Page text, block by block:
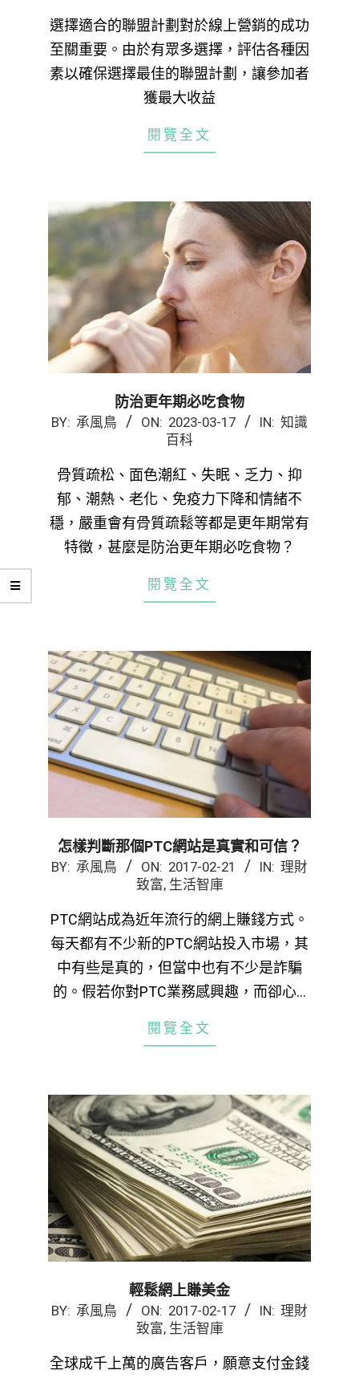
18
選擇適合的聯盟計劃對於線上營銷的成功
至關重要。由於有眾多選擇，評估各種因
素以確保選擇最佳的聯盟計劃，讓參加者
獲最大收益
閱覽全文
防治更年期必吃食物
2023-
17
BY: 承風鳥 ON: 2023-03-17 IN: 知識
百科
骨質疏松、面色潮紅、失眠、乏力、抑
郁、潮熱、老化、免疫力下降和情緒不
穩，嚴重會有骨質疏鬆等都是更年期常有
特徵，甚麼是防治更年期必吃食物？
閱覽全文
怎樣判斷那個PTC網站是真實和可信？
2017-
21
BY: 承風鳥 ON: 2017-02-21 IN: 理財
致富, 生活智庫
PTC網站成為近年流行的網上賺錢方式。
每天都有不少新的PTC網站投入市場，其
中有些是真的，但當中也有不少是詐騙
的。假若你對PTC業務感興趣，而卻心…
閱覽全文
輕鬆網上賺美金
2017-
17
BY: 承風鳥 ON: 2017-02-17 IN: 理財
致富, 生活智庫
全球成千上萬的廣告客戶，願意支付金錢